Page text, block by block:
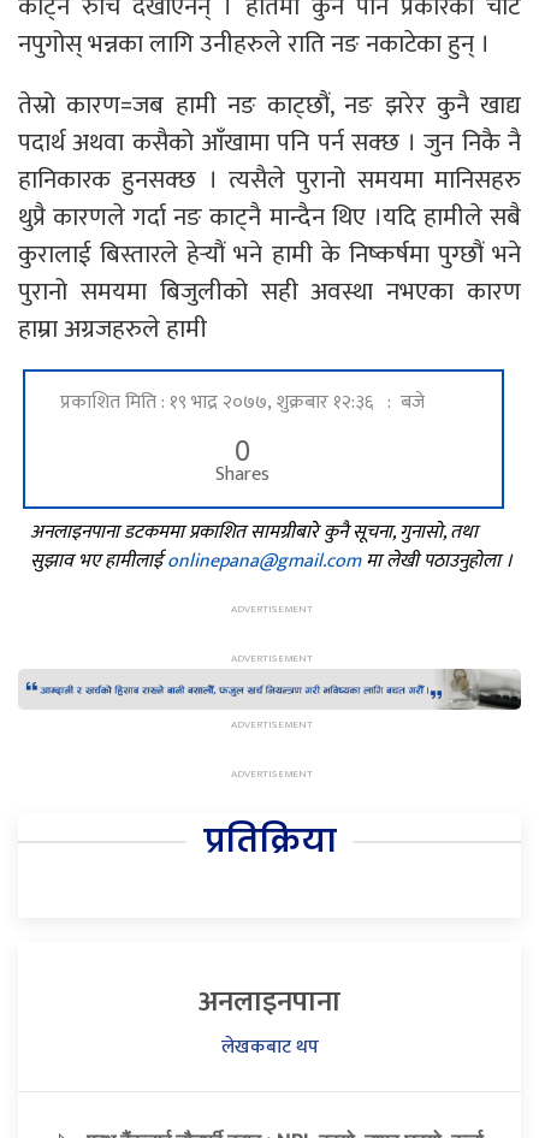
नपुगोस् भन्नका लागि उनीहरुले राति नङ नकाटेका हुन् ।
तेस्रो कारण=जब हामी नङ काट्छौं, नङ झरेर कुनै खाद्य
पदार्थ अथवा कसैको आँखामा पनि पर्न सक्छ । जुन निकै नै
हानिकारक हुनसक्छ । त्यसैले पुरानो समयमा मानिसहरु
थुप्रै कारणले गर्दा नङ काट्नै मान्दैन थिए ।यदि हामीले सबै
कुरालाई बिस्तारले हेर्‍यौं भने हामी के निष्कर्षमा पुग्छौं भने
पुरानो समयमा बिजुलीको सही अवस्था नभएका कारण
हाम्रा अग्रजहरुले हामी
प्रकाशित मिति : १९ भाद्र २०७७, शुक्रबार १२:३६ : बजे
0
Shares
अनलाइनपाना डटकममा प्रकाशित सामग्रीबारे कुनै सूचना, गुनासो, तथा
सुझाव भए हामीलाईonlinepana@gmail.comमा लेखी पठाउनुहोला ।
प्रतिक्रिया
अनलाइनपाना
लेखकबाट थप